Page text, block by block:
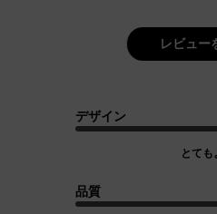
レビュー
デザイン
とても
品質